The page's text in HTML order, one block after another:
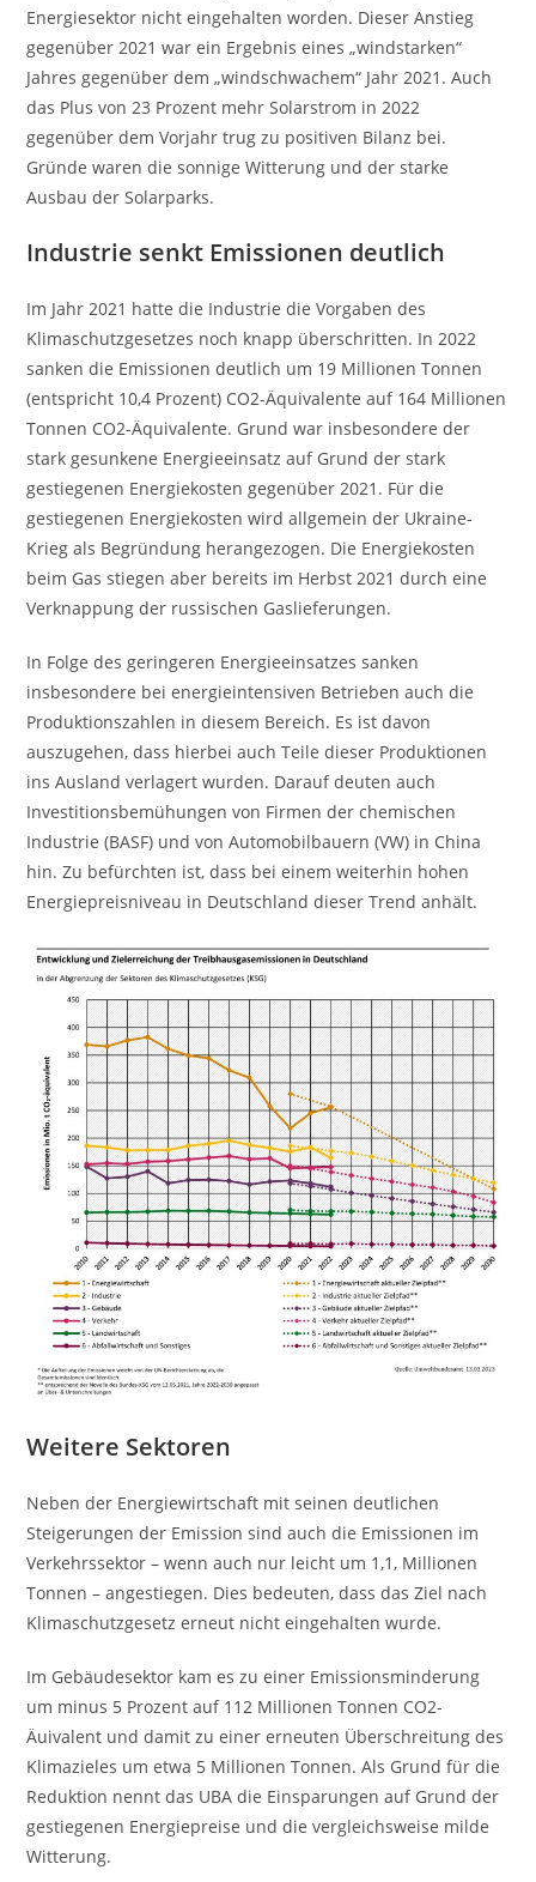
Energiesektor nicht eingehalten worden. Dieser Anstieg
gegenüber 2021 war ein Ergebnis eines „windstarken“
Jahres gegenüber dem „windschwachem“ Jahr 2021. Auch
das Plus von 23 Prozent mehr Solarstrom in 2022
gegenüber dem Vorjahr trug zu positiven Bilanz bei.
Gründe waren die sonnige Witterung und der starke
Ausbau der Solarparks.
Industrie senkt Emissionen deutlich
Im Jahr 2021 hatte die Industrie die Vorgaben des
Klimaschutzgesetzes noch knapp überschritten. In 2022
sanken die Emissionen deutlich um 19 Millionen Tonnen
(entspricht 10,4 Prozent) CO2-Äquivalente auf 164 Millionen
Tonnen CO2-Äquivalente. Grund war insbesondere der
stark gesunkene Energieeinsatz auf Grund der stark
gestiegenen Energiekosten gegenüber 2021. Für die
gestiegenen Energiekosten wird allgemein der Ukraine-
Krieg als Begründung herangezogen. Die Energiekosten
beim Gas stiegen aber bereits im Herbst 2021 durch eine
Verknappung der russischen Gaslieferungen.
In Folge des geringeren Energieeinsatzes sanken
insbesondere bei energieintensiven Betrieben auch die
Produktionszahlen in diesem Bereich. Es ist davon
auszugehen, dass hierbei auch Teile dieser Produktionen
ins Ausland verlagert wurden. Darauf deuten auch
Investitionsbemühungen von Firmen der chemischen
Industrie (BASF) und von Automobilbauern (VW) in China
hin. Zu befürchten ist, dass bei einem weiterhin hohen
Energiepreisniveau in Deutschland dieser Trend anhält.
Weitere Sektoren
Neben der Energiewirtschaft mit seinen deutlichen
Steigerungen der Emission sind auch die Emissionen im
Verkehrssektor – wenn auch nur leicht um 1,1, Millionen
Tonnen – angestiegen. Dies bedeuten, dass das Ziel nach
Klimaschutzgesetz erneut nicht eingehalten wurde.
Im Gebäudesektor kam es zu einer Emissionsminderung
um minus 5 Prozent auf 112 Millionen Tonnen CO2-
Äuivalent und damit zu einer erneuten Überschreitung des
Klimazieles um etwa 5 Millionen Tonnen. Als Grund für die
Reduktion nennt das UBA die Einsparungen auf Grund der
gestiegenen Energiepreise und die vergleichsweise milde
Witterung.